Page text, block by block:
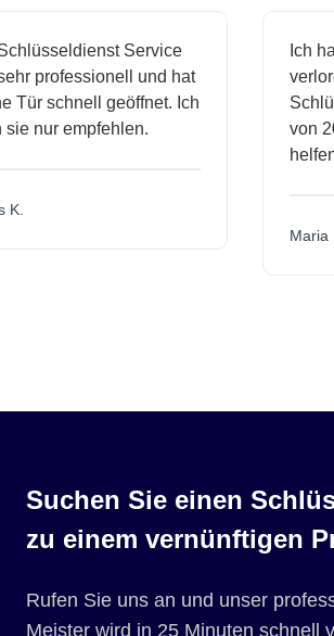
Service
professionell und hat
Tür schnell geöffnet. Ich
nur empfehlen.
K.
Ich
von
Maria
Suchen Sie einen
zu einem vernünftigen
Rufen Sie uns an und unser
Meister wird in 25 Minuten schnell